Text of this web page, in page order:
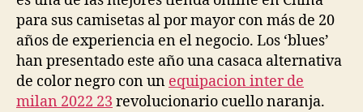
para sus camisetas al por mayor con más de 20
años de experiencia en el negocio. Los ‘blues’
han presentado este año una casaca alternativa
de color negro con un equipacion inter de
milan 2022 23 revolucionario cuello naranja.